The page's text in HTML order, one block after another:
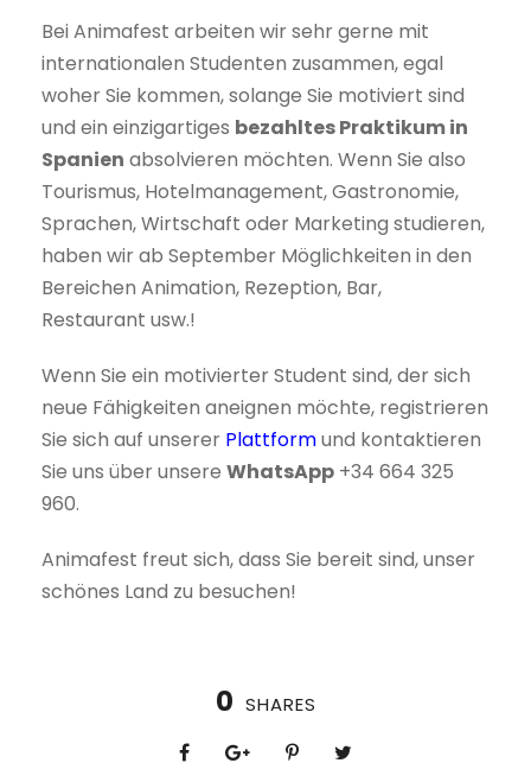
Bei Animafest arbeiten wir sehr gerne mit
internationalen Studenten zusammen, egal
woher Sie kommen, solange Sie motiviert sind
und ein einzigartiges bezahltes Praktikum in
Spanien absolvieren möchten. Wenn Sie also
Tourismus, Hotelmanagement, Gastronomie,
Sprachen, Wirtschaft oder Marketing studieren,
haben wir ab September Möglichkeiten in den
Bereichen Animation, Rezeption, Bar,
Restaurant usw.!
Wenn Sie ein motivierter Student sind, der sich
neue Fähigkeiten aneignen möchte, registrieren
Sie sich auf unserer Plattformund kontaktieren
Sie uns über unsere WhatsApp +34 664 325
960.
Animafest freut sich, dass Sie bereit sind, unser
schönes Land zu besuchen!
0 SHARES